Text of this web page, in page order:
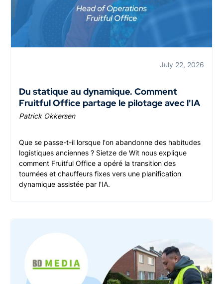
July 22, 2026
Du statique au dynamique. Comment
Fruitful Office partage le pilotage avec l'IA
Patrick Okkersen
Que se passe-t-il lorsque l'on abandonne des habitudes
logistiques anciennes ? Sietze de Wit nous explique
comment Fruitful Office a opéré la transition des
tournées et chauffeurs fixes vers une planification
dynamique assistée par l'IA.